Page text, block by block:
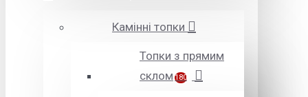
Камінні топки
Топки з прямим
склом 180